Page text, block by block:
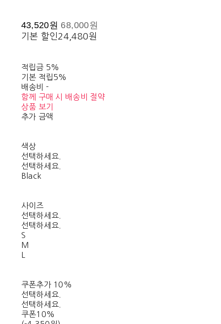
43,520원 68,000원
기본 할인24,480원
적립금 5%
기본 적립5%
배송비 -
함께 구매 시 배송비 절약
상품 보기
추가 금액
색상
선택하세요.
선택하세요.
Black
사이즈
선택하세요.
선택하세요.
S
M
쿠폰추가 10%
선택하세요.
선택하세요.
쿠폰10%